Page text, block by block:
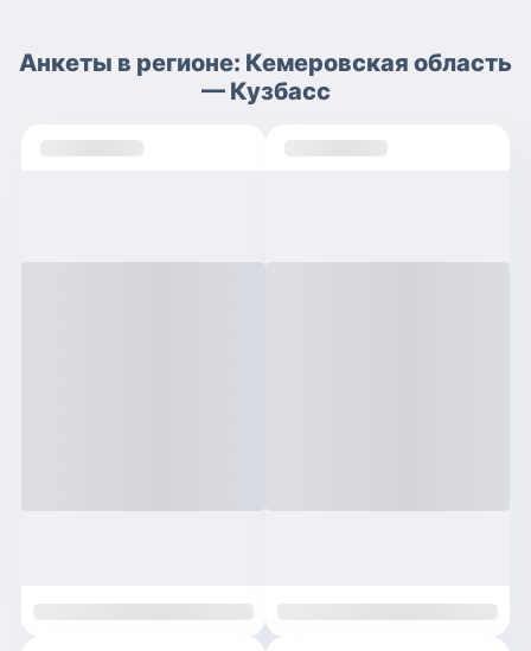
Анкеты в регионе: Кемеровская область
— Кузбасс